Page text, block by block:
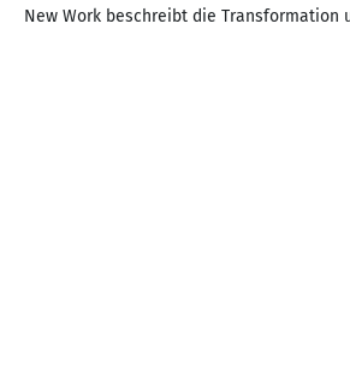
New Work beschreibt die Transformation